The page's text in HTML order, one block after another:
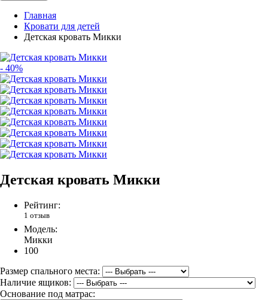
Главная
Кровати для детей
Детская кровать Микки
- 40%
Детская кровать Микки
Рейтинг:
1 отзыв
Модель:
Микки
100
Размер спального места:
Наличие ящиков:
Основание под матрас: